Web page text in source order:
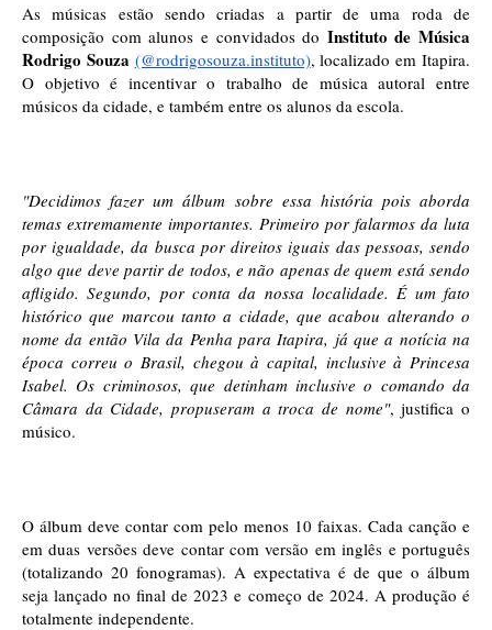
As músicas estão sendo criadas a partir de uma roda de
composição com alunos e convidados do Instituto de Música
Rodrigo Souza (@rodrigosouza.instituto), localizado em Itapira.
O objetivo é incentivar o trabalho de música autoral entre
músicos da cidade, e também entre os alunos da escola.
"Decidimos fazer um álbum sobre essa história pois aborda
temas extremamente importantes. Primeiro por falarmos da luta
por igualdade, da busca por direitos iguais das pessoas, sendo
algo que deve partir de todos, e não apenas de quem está sendo
afligido. Segundo, por conta da nossa localidade. É um fato
histórico que marcou tanto a cidade, que acabou alterando o
nome da então Vila da Penha para Itapira, já que a notícia na
época correu o Brasil, chegou à capital, inclusive à Princesa
Isabel. Os criminosos, que detinham inclusive o comando da
Câmara da Cidade, propuseram a troca de nome", justifica o
músico.
O álbum deve contar com pelo menos 10 faixas. Cada canção e
em duas versões deve contar com versão em inglês e português
(totalizando 20 fonogramas). A expectativa é de que o álbum
seja lançado no final de 2023 e começo de 2024. A produção é
totalmente independente.